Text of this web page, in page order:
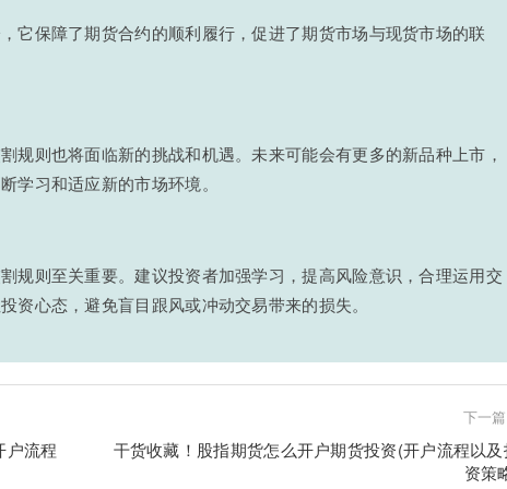
它保障了期货合约的顺利履行，促进了期货市场与现货市场的联
规则也将面临新的挑战和机遇。未来可能会有更多的新品种上市，
学习和适应新的市场环境。
规则至关重要。建议投资者加强学习，提高风险意识，合理运用交
心态，避免盲目跟风或冲动交易带来的损失。
户流程
下一篇
干货收藏！股指期货怎么开户期货投资(开户流程以
资策